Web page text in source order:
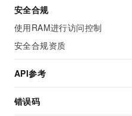
安全合规
使用RAM进行访问控制
安全合规资质
API参考
错误码